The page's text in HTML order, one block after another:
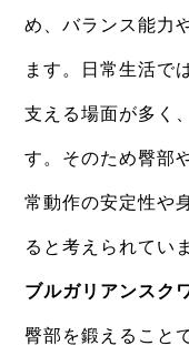
め、バランス能力
ます。日常生活で
支える場面が多く
す。そのため臀部
常動作の安定性や
ると考えられてい
ブルガリアンスク
臀部を鍛えること